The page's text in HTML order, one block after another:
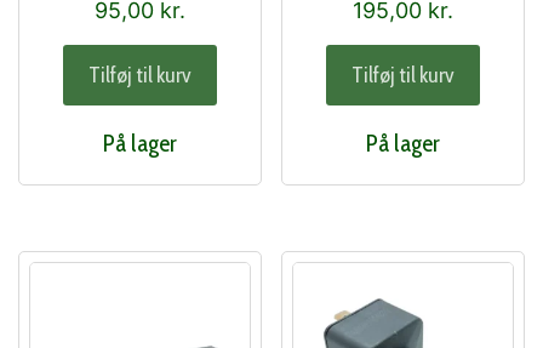
95,00 kr.
Tilføj til kurv
På lager
195,00 kr.
Tilføj til kurv
På lager